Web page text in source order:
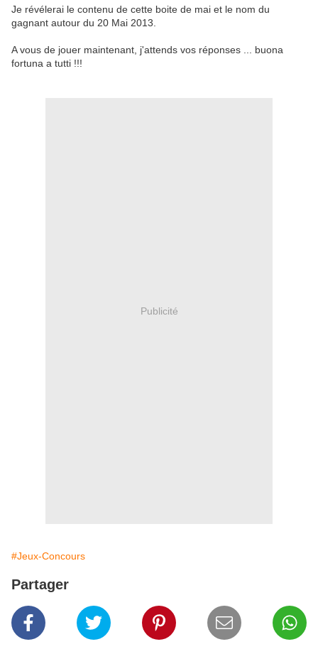
Je révélerai le contenu de cette boite de mai et le nom du
gagnant autour du 20 Mai 2013.
A vous de jouer maintenant, j'attends vos réponses ... buona
fortuna a tutti !!!
Publicité
#Jeux-Concours
Partager